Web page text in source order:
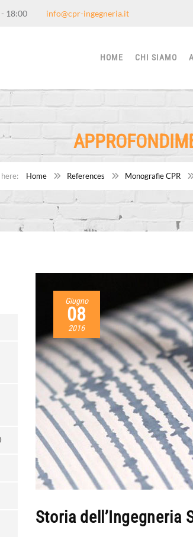
- 18:00 info@cpr-ingegneria.it
HOME CHI SIAMO
Home References Monografie CPR
Giugno
08
2016
Storia